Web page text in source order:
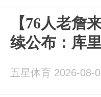
【76人老詹
续公布：库
五星体育 2026-08-